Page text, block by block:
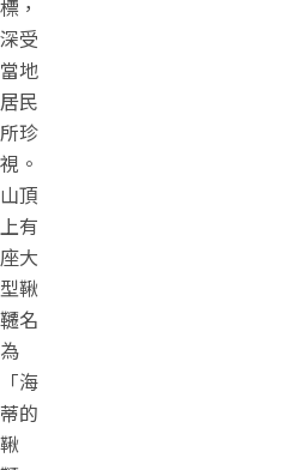
標，
深受
當地
居民
所珍
視。
山頂
上有
座大
型鞦
韆名
為
「海
蒂的
鞦